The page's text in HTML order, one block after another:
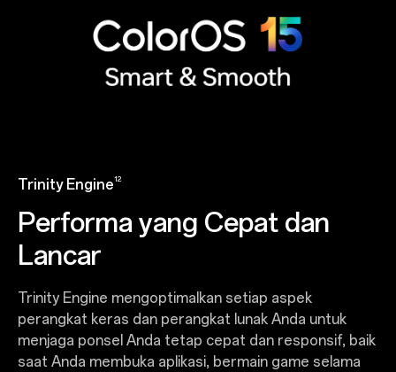
Trinity Engine 12
Performa yang Cepat dan
Lancar
Trinity Engine mengoptimalkan setiap aspek
perangkat keras dan perangkat lunak Anda untuk
menjaga ponsel Anda tetap cepat dan responsif, baik
saat Anda membuka aplikasi, bermain game selama